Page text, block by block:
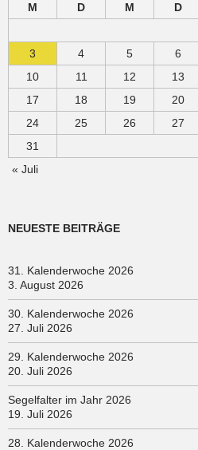
M D M D
3
4 5 6
10
11 12 13
17
18 19 20
24
25 26 27
31
« Juli
NEUESTE BEITRÄGE
31. Kalenderwoche 2026
3. August 2026
30. Kalenderwoche 2026
27. Juli 2026
29. Kalenderwoche 2026
20. Juli 2026
Segelfalter im Jahr 2026
19. Juli 2026
28. Kalenderwoche 2026